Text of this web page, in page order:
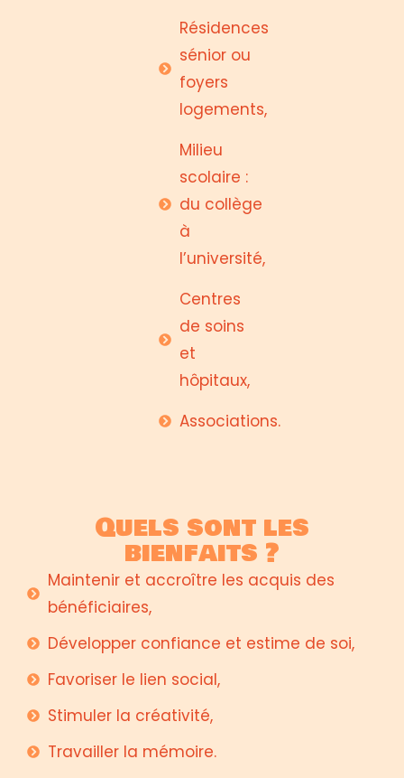
Résidences
sénior ou
foyers
logements,
Milieu
scolaire :
du collège
à
l’université,
Centres
de soins
et
hôpitaux,
Associations.
Quels sont les
bienfaits ?
Maintenir et accroître les acquis des
bénéficiaires,
Développer confiance et estime de soi,
Favoriser le lien social,
Stimuler la créativité,
Travailler la mémoire.